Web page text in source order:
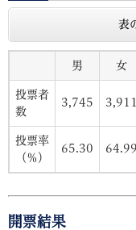
表
男 女
投票者
数
3,745 3,911
投票率
（％）
65.30 64.99
開票結果